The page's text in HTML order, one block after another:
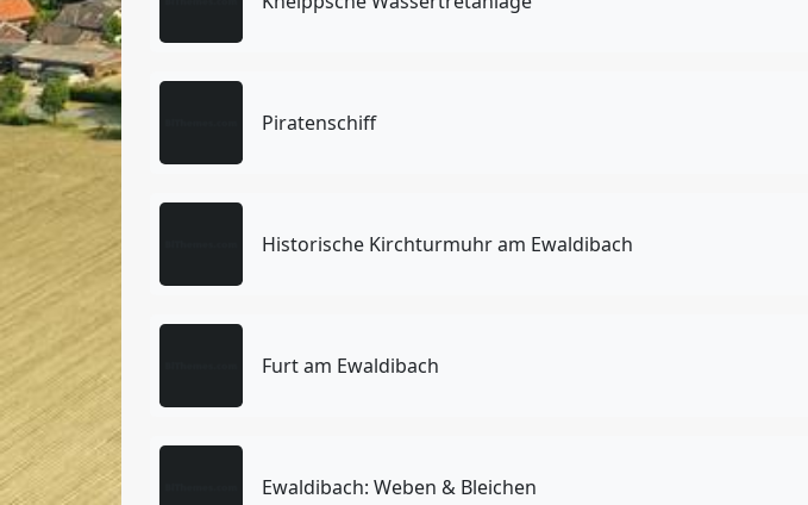
Piratenschiff
Historische Kirchturmuhr am Ewaldibach
Furt am Ewaldibach
Ewaldibach: Weben & Bleichen